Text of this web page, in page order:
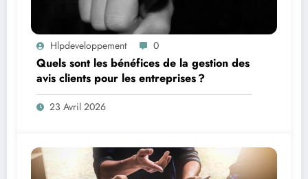
Hlpdeveloppement 0
Quels sont les bénéfices de la gestion des
avis clients pour les entreprises ?
23 Avril 2026